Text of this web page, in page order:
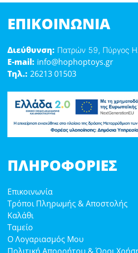
ΕΠΙΚΟΙΝΩΝΊΑ
Διεύθυνση: Πατρών 59, Πύργος
E-mail: info@hophoptoys.gr
Τηλ.: 26213 01503
ΠΛΗΡΟΦΟΡΊΕΣ
Επικοινωνία
Τρόποι Πληρωμής & Αποστολής
Καλάθι
Ταμείο
Ο Λογαριασμός Μου